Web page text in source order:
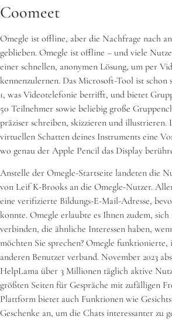
Coomeet
Omegle ist offline, aber die Nachfrage nach
geblieben. Omegle ist offline – und viele
einer schnellen, anonymen Lösung, um per
kennenzulernen. Das Microsoft-Tool ist schon
1, was Videotelefonie betrifft, und bietet
50 Teilnehmer sowie beliebig große
präziser schreiben, skizzieren und illu­strieren.
virtuellen Schatten deines Instruments eine
wo genau der Apple Pencil das Dis­play
Anstelle der Omegle-Startseite landeten die
von Leif K-Brooks an die Omegle-Nutzer.
eine verifizierte Bildungs-E-Mail-Adresse,
konnte. Omegle erlaubte es Ihnen zudem,
verbinden, die ähnliche Interessen haben,
möchten Sie sprechen? Omegle
anderen Benutzer verband. November 2023
HelpLama über 3 Millionen täglich aktive
größten Seiten für Gespräche mit zufälligen
Plattform bietet auch Funktionen wie
Geschenke an, um die Chats interessanter zu